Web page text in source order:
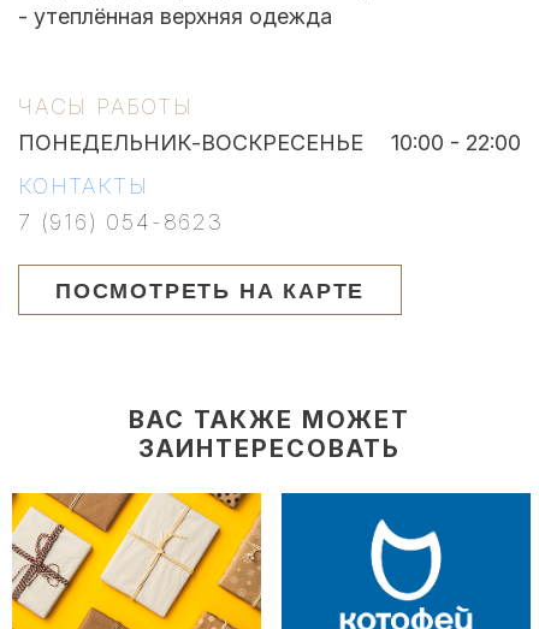
- утеплённая верхняя одежда
ЧАСЫ РАБОТЫ
ПОНЕДЕЛЬНИК-ВОСКРЕСЕНЬЕ
10:00 - 22:00
КОНТАКТЫ
7 (916) 054-8623
ПОСМОТРЕТЬ НА КАРТЕ
ВАС ТАКЖЕ МОЖЕТ
ЗАИНТЕРЕСОВАТЬ